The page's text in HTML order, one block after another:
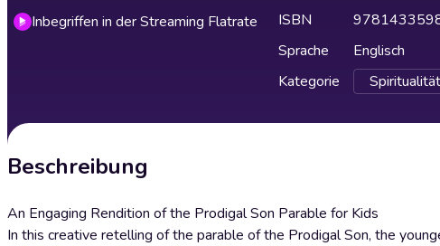
Inbegriffen in der Streaming Flatrate
ISBN
Sprache
Englisch
Kategorie
Beschreibung
An Engaging Rendition of the Prodigal Son Parable for Kids
In this creative retelling of the parable of the Prodigal Son, the